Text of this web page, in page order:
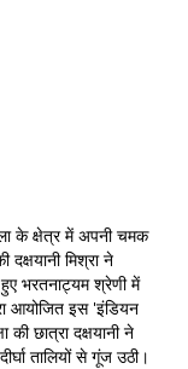
के क्षेत्र में अपनी चमक
मिश्रा ने
भरतनाट्यम श्रेणी में
आयोजित इस 'इंडियन
छात्रा दक्षयानी ने
तालियों से गूंज उठी।